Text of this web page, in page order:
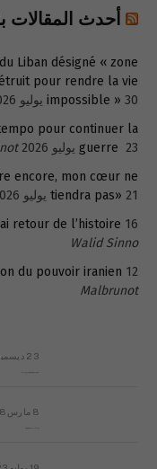
أحدث المقالات
Liban désigné « zone
pour rendre la vie
impossible » 30 يوليو 2026
pour continuer la
guerre 23 يوليو 2026
encore, mon cœur ne
tiendra pas» 21 يوليو 2026
retour de l’histoire 16 يوليو 2026
Walid Sinno
du pouvoir iranien 12 يوليو 2026
Malbrunot
23 ديسمبر 2011
8 مارس 2008
19 يوليو 2023